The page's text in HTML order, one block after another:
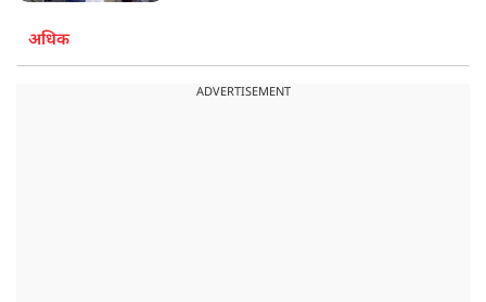
अधिक
ADVERTISEMENT